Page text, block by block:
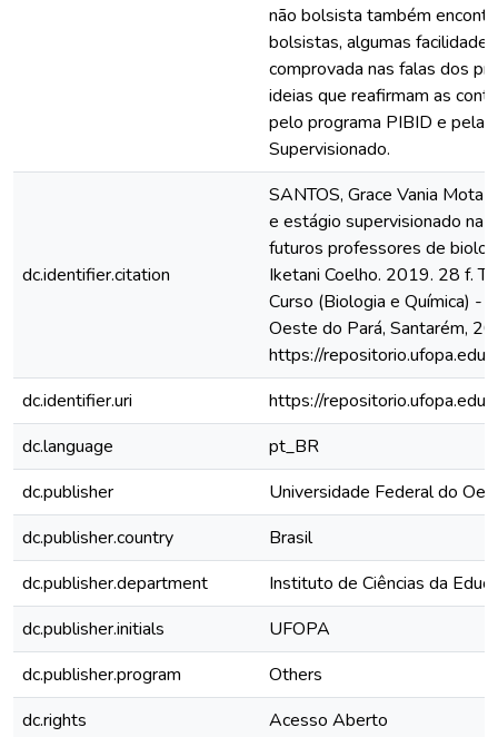
não bolsista também
bolsistas, algumas
comprovada nas falas dos
ideias que reafirmam as
pelo programa PIBID e pela
Supervisionado.
dc.identifier.citation
SANTOS, Grace Vania Mota
e estágio supervisionado na
futuros professores de
Iketani Coelho. 2019. 28 f.
Curso (Biologia e Química) -
Oeste do Pará, Santarém,
https://
dc.identifier.uri
https://
dc.language
pt_BR
dc.publisher
Universidade Federal do
dc.publisher.country
Brasil
dc.publisher.department
Instituto de Ciências da
dc.publisher.initials
UFOPA
dc.publisher.program
Others
dc.rights
Acesso Aberto